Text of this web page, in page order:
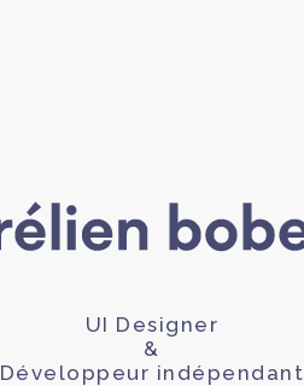
UI Designer
&
Développeur indépendant